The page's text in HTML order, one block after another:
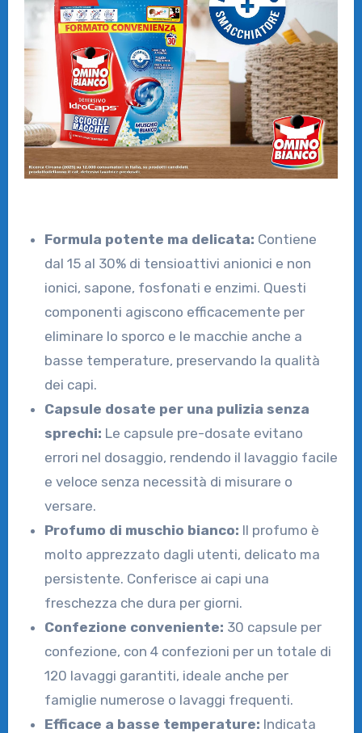
Formula potente ma delicata: Contiene
dal 15 al 30% di tensioattivi anionici e non
ionici, sapone, fosfonati e enzimi. Questi
componenti agiscono efficacemente per
eliminare lo sporco e le macchie anche a
basse temperature, preservando la qualità
dei capi.
Capsule dosate per una pulizia senza
sprechi: Le capsule pre-dosate evitano
errori nel dosaggio, rendendo il lavaggio facile
e veloce senza necessità di misurare o
versare.
Profumo di muschio bianco: Il profumo è
molto apprezzato dagli utenti, delicato ma
persistente. Conferisce ai capi una
freschezza che dura per giorni.
Confezione conveniente: 30 capsule per
confezione, con 4 confezioni per un totale di
120 lavaggi garantiti, ideale anche per
famiglie numerose o lavaggi frequenti.
Efficace a basse temperature: Indicata